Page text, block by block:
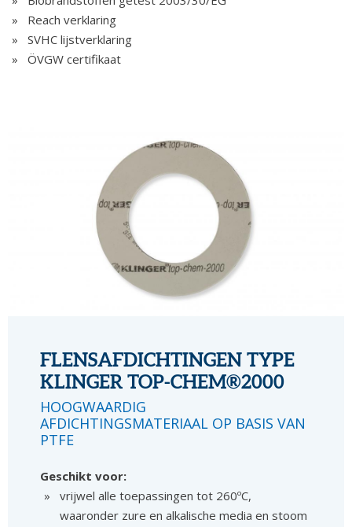
Reach verklaring
SVHC lijstverklaring
ÖVGW certifikaat
FLENSAFDICHTINGEN TYPE
KLINGER TOP-CHEM®2000
HOOGWAARDIG
AFDICHTINGSMATERIAAL OP BASIS VAN
PTFE
Geschikt voor:
vrijwel alle toepassingen tot 260ºC,
waaronder zure en alkalische media en stoom